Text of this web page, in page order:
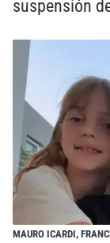
suspensión
MAURO ICARDI,